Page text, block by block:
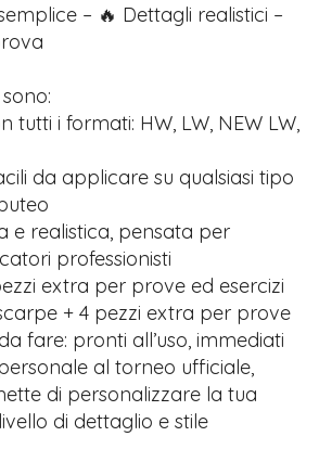
– 🔥 Dettagli realistici –
tutti i formati: HW, LW, NEW LW,
da applicare su qualsiasi tipo
e realistica, pensata per
professionisti
extra per prove ed esercizi
+ 4 pezzi extra per prove
fare: pronti all’uso, immediati
al torneo ufficiale,
di personalizzare la tua
di dettaglio e stile